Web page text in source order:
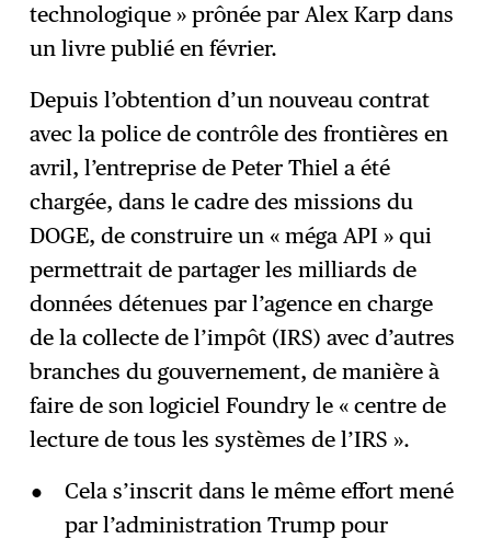
technologique » prônée par Alex Karp dans
un livre publié en février.
Depuis l’obtention d’un nouveau contrat
avec la police de contrôle des frontières en
avril, l’entreprise de Peter Thiel a été
chargée, dans le cadre des missions du
DOGE, de construire un « méga API » qui
permettrait de partager les milliards de
données détenues par l’agence en charge
de la collecte de l’impôt (IRS) avec d’autres
branches du gouvernement, de manière à
faire de son logiciel Foundry le « centre de
lecture de tous les systèmes de l’IRS ».
Cela s’inscrit dans le même effort mené
par l’administration Trump pour